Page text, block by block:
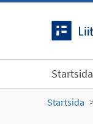
Startsida
Startsida